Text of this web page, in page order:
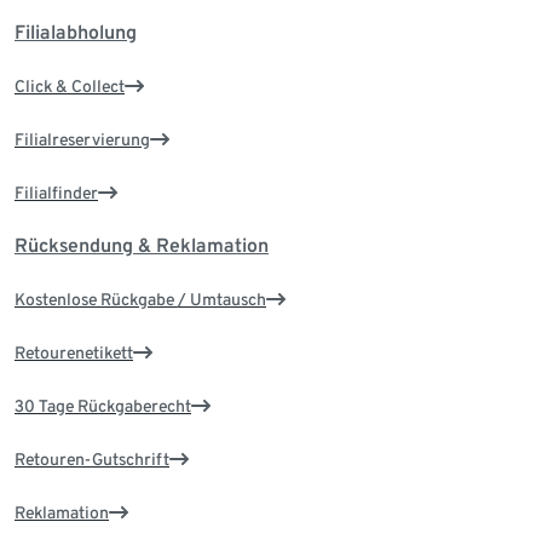
Filialabholung
Click & Collect
Filialreservierung
Filialfinder
Rücksendung & Reklamation
Kostenlose Rückgabe / Umtausch
Retourenetikett
30 Tage Rückgaberecht
Retouren-Gutschrift
Reklamation